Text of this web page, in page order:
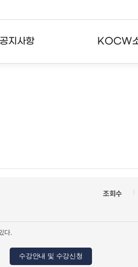
공지사항 KOCW
조회수
다.
수강안내 및 수강신청